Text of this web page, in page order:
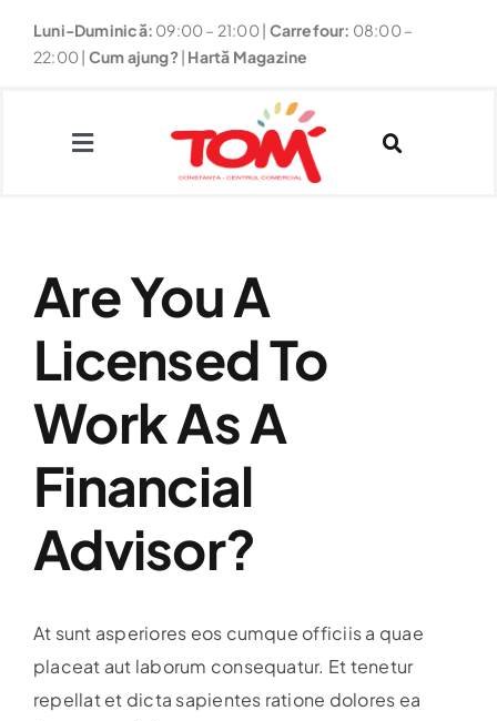
Luni-Duminică: 09:00 – 21:00| Carrefour: 08:00 –
22:00 | Cum ajung?| Hartă Magazine
Toggle
Navigation
Restaurante
Noutăți & Promoții
Evenimente
Hartă
Are You A
Licensed To
Work As A
Financial
Advisor?
At sunt asperiores eos cumque officiis a quae
placeat aut laborum consequatur. Et tenetur
repellat et dicta sapientes ratione dolores ea